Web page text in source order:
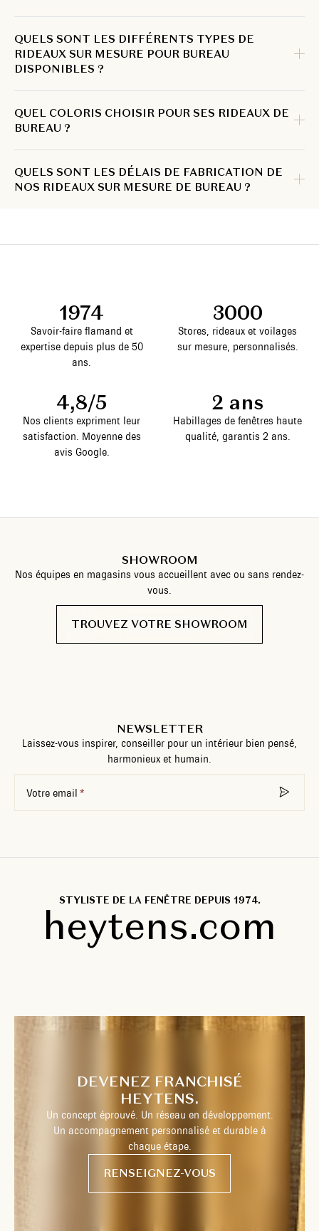
QUELS SONT LES DIFFÉRENTS TYPES DE
RIDEAUX SUR MESURE POUR BUREAU
DISPONIBLES ?
QUEL COLORIS CHOISIR POUR SES RIDEAUX DE
BUREAU ?
QUELS SONT LES DÉLAIS DE FABRICATION DE
NOS RIDEAUX SUR MESURE DE BUREAU ?
1974
Savoir-faire flamand et
expertise depuis plus de 50
ans.
3000
Stores, rideaux et voilages
sur mesure, personnalisés.
4,8/5
Nos clients expriment leur
satisfaction. Moyenne des
avis Google.
2 ans
Habillages de fenêtres haute
qualité, garantis 2 ans.
SHOWROOM
Nos équipes en magasins vous accueillent avec ou sans rendez-
vous.
TROUVEZ VOTRE SHOWROOM
NEWSLETTER
Laissez-vous inspirer, conseiller pour un intérieur bien pensé,
harmonieux et humain.
Votre email
STYLISTE DE LA FENÊTRE DEPUIS 1974.
heytens.com
DEVENEZ FRANCHISÉ
HEYTENS.
Un concept éprouvé. Un réseau en développement.
Un accompagnement personnalisé et durable à
chaque étape.
RENSEIGNEZ-VOUS